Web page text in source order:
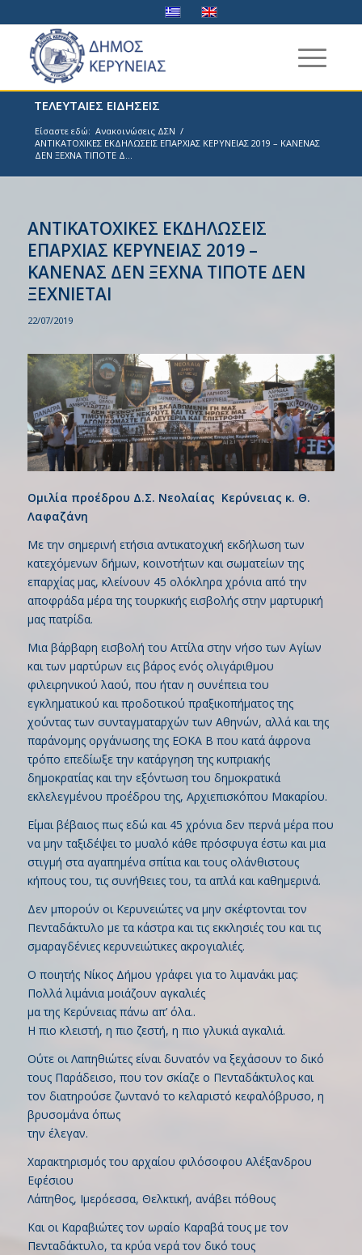
ΤΕΛΕΥΤΑΙΕΣ ΕΙΔΗΣΕΙΣ
Είσαστε εδώ: Ανακοινώσεις ΔΣΝ /
ΑΝΤΙΚΑΤΟΧΙΚΕΣ ΕΚΔΗΛΩΣΕΙΣ ΕΠΑΡΧΙΑΣ ΚΕΡΥΝΕΙΑΣ 2019 – ΚΑΝΕΝΑΣ
ΔΕΝ ΞΕΧΝΑ ΤΙΠΟΤΕ Δ...
ΑΝΤΙΚΑΤΟΧΙΚΕΣ ΕΚΔΗΛΩΣΕΙΣ
ΕΠΑΡΧΙΑΣ ΚΕΡΥΝΕΙΑΣ 2019 –
ΚΑΝΕΝΑΣ ΔΕΝ ΞΕΧΝΑ ΤΙΠΟΤΕ ΔΕΝ
ΞΕΧΝΙΕΤΑΙ
22/07/2019
Ομιλία προέδρου Δ.Σ. Νεολαίας Κερύνειας κ. Θ.
Λαφαζάνη
Με την σημερινή ετήσια αντικατοχική εκδήλωση των
κατεχόμενων δήμων, κοινοτήτων και σωματείων της
επαρχίας μας, κλείνουν 45 ολόκληρα χρόνια από την
αποφράδα μέρα της τουρκικής εισβολής στην μαρτυρική
μας πατρίδα.
Μια βάρβαρη εισβολή του Αττίλα στην νήσο των Αγίων
και των μαρτύρων εις βάρος ενός ολιγάριθμου
φιλειρηνικού λαού, που ήταν η συνέπεια του
εγκληματικού και προδοτικού πραξικοπήματος της
χούντας των συνταγματαρχών των Αθηνών, αλλά και της
παράνομης οργάνωσης της ΕΟΚΑ B που κατά άφρονα
τρόπο επεδίωξε την κατάργηση της κυπριακής
δημοκρατίας και την εξόντωση του δημοκρατικά
εκλελεγμένου προέδρου της, Αρχιεπισκόπου Μακαρίου.
Είμαι βέβαιος πως εδώ και 45 χρόνια δεν περνά μέρα που
να μην ταξιδέψει το μυαλό κάθε πρόσφυγα έστω και μια
στιγμή στα αγαπημένα σπίτια και τους ολάνθιστους
κήπους του, τις συνήθειες του, τα απλά και καθημερινά.
Δεν μπορούν οι Κερυνειώτες να μην σκέφτονται τον
Πενταδάκτυλο με τα κάστρα και τις εκκλησιές του και τις
σμαραγδένιες κερυνειώτικες ακρογιαλιές.
Ο ποιητής Νίκος Δήμου γράφει για το λιμανάκι μας:
Πολλά λιμάνια μοιάζουν αγκαλιές
μα της Κερύνειας πάνω απ’ όλα..
Η πιο κλειστή, η πιο ζεστή, η πιο γλυκιά αγκαλιά.
Ούτε οι Λαπηθιώτες είναι δυνατόν να ξεχάσουν το δικό
τους Παράδεισο, που τον σκίαζε ο Πενταδάκτυλος και
τον διατηρούσε ζωντανό το κελαριστό κεφαλόβρυσο, η
βρυσομάνα όπως
την έλεγαν.
Χαρακτηρισμός του αρχαίου φιλόσοφου Αλέξανδρου
Εφέσιου
Λάπηθος, Ιμερόεσσα, Θελκτική, ανάβει πόθους
Και οι Καραβιώτες τον ωραίο Καραβά τους με τον
Πενταδάκτυλο, τα κρύα νερά τον δικό τους